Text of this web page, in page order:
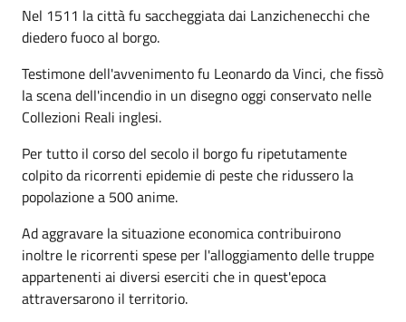
Nel 1511 la città fu saccheggiata dai Lanzichenecchi che
diedero fuoco al borgo.
Testimone dell'avvenimento fu Leonardo da Vinci, che fissò
la scena dell'incendio in un disegno oggi conservato nelle
Collezioni Reali inglesi.
Per tutto il corso del secolo il borgo fu ripetutamente
colpito da ricorrenti epidemie di peste che ridussero la
popolazione a 500 anime.
Ad aggravare la situazione economica contribuirono
inoltre le ricorrenti spese per l'alloggiamento delle truppe
appartenenti ai diversi eserciti che in quest'epoca
attraversarono il territorio.